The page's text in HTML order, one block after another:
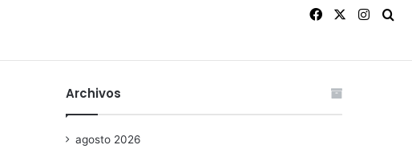
Facebook
Archivos
agosto 2026